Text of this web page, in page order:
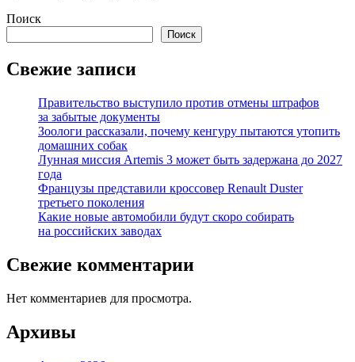
Поиск
Поиск
Свежие записи
Правительство выступило против отмены штрафов
за забытые документы
Зоологи рассказали, почему кенгуру пытаются утопить
домашних собак
Лунная миссия Artemis 3 может быть задержана до 2027
года
Французы представили кроссовер Renault Duster
третьего поколения
Какие новые автомобили будут скоро собирать
на российских заводах
Свежие комментарии
Нет комментариев для просмотра.
Архивы